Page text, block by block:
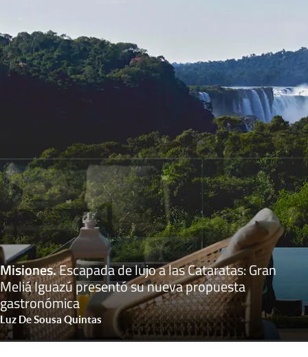
Misiones.Escapada de lujo a las Cataratas: Gran
Meliá Iguazú presentó su nueva propuesta
gastronómica
Luz De Sousa Quintas